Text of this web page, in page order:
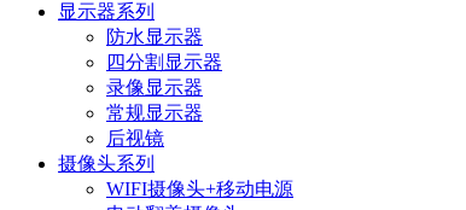
显示器系列
防水显示器
四分割显示器
录像显示器
常规显示器
后视镜
摄像头系列
WIFI摄像头+移动电源